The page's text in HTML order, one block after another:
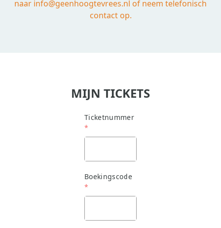
naar info@geenhoogtevrees.nl of neem telefonisch
contact op.
MIJN TICKETS
Ticketnummer
*
Boekingscode
*